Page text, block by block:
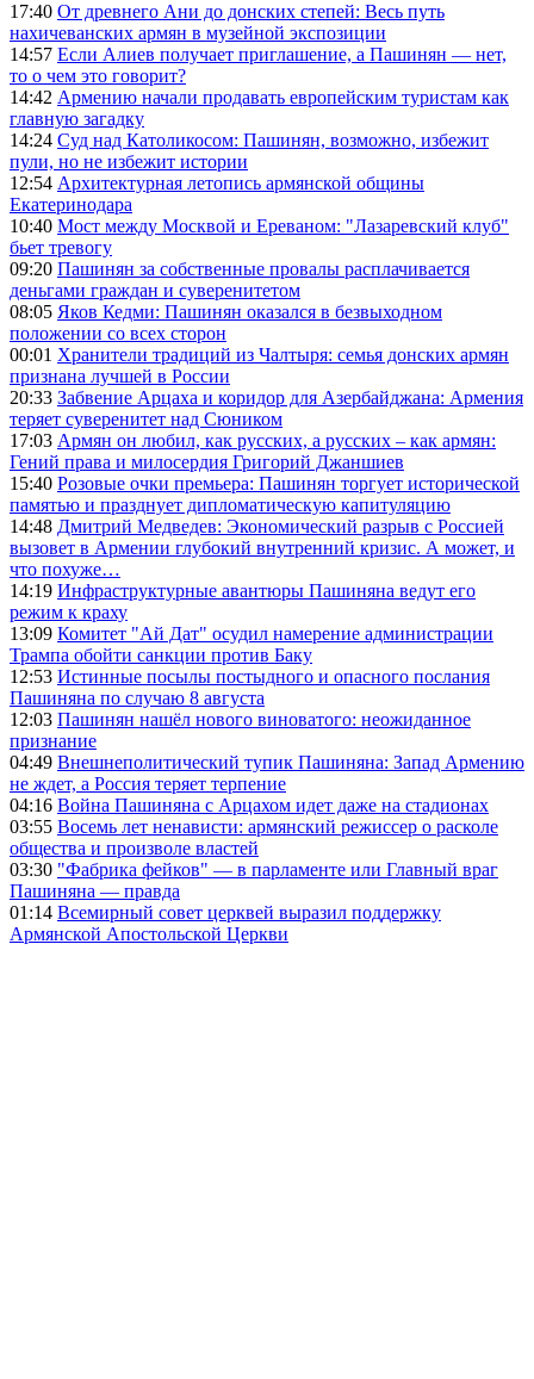
17:40 От древнего Ани до донских степей: Весь путь
нахичеванских армян в музейной экспозиции
14:57 Если Алиев получает приглашение, а Пашинян — нет,
то о чем это говорит?
14:42 Армению начали продавать европейским туристам как
главную загадку
14:24 Суд над Католикосом: Пашинян, возможно, избежит
пули, но не избежит истории
12:54 Архитектурная летопись армянской общины
Екатеринодара
10:40 Мост между Москвой и Ереваном: "Лазаревский клуб"
бьет тревогу
09:20 Пашинян за собственные провалы расплачивается
деньгами граждан и суверенитетом
08:05 Яков Кедми: Пашинян оказался в безвыходном
положении со всех сторон
00:01 Хранители традиций из Чалтыря: семья донских армян
признана лучшей в России
20:33 Забвение Арцаха и коридор для Азербайджана: Армения
теряет суверенитет над Сюником
17:03 Армян он любил, как русских, а русских – как армян:
Гений права и милосердия Григорий Джаншиев
15:40 Розовые очки премьера: Пашинян торгует исторической
памятью и празднует дипломатическую капитуляцию
14:48 Дмитрий Медведев: Экономический разрыв с Россией
вызовет в Армении глубокий внутренний кризис. А может, и
что похуже…
14:19 Инфраструктурные авантюры Пашиняна ведут его
режим к краху
13:09 Комитет "Ай Дат" осудил намерение администрации
Трампа обойти санкции против Баку
12:53 Истинные посылы постыдного и опасного послания
Пашиняна по случаю 8 августа
12:03 Пашинян нашёл нового виноватого: неожиданное
признание
04:49 Внешнеполитический тупик Пашиняна: Запад Армению
не ждет, а Россия теряет терпение
04:16 Война Пашиняна с Арцахом идет даже на стадионах
03:55 Восемь лет ненависти: армянский режиссер о расколе
общества и произволе властей
03:30 "Фабрика фейков" — в парламенте или Главный враг
Пашиняна — правда
01:14 Всемирный совет церквей выразил поддержку
Армянской Апостольской Церкви